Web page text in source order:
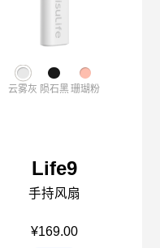
云雾灰 陨石黑 珊瑚粉
Life9
手持风扇
¥169.00